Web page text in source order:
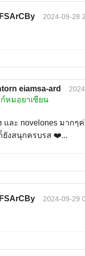
2024-09-28
eiamsa-ard
หมอยาเซียน
ละ novelones มากๆ
ยังสนุกครบรส ❤️...
2024-09-29